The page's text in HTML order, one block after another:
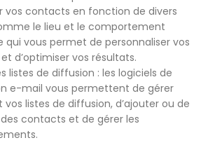
vos contacts en fonction de divers
le lieu et le comportement
qui vous permet de personnaliser vos
d’optimiser vos résultats.
listes de diffusion : les logiciels de
e-mail vous permettent de gérer
listes de diffusion, d’ajouter ou de
contacts et de gérer les